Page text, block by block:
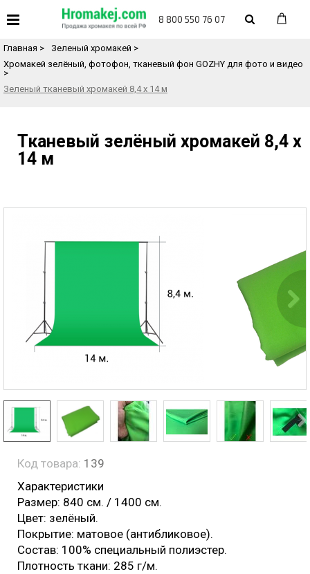
8 800 550 76 07
Назад в каталог товаров
Главная > Зеленый хромакей >
Хромакей зелёный, фотофон, тканевый фон GOZHY для фото и видео
>
Зеленый тканевый хромакей 8,4 х 14 м
Тканевый зелёный хромакей 8,4 х
14 м
Код товара: 139
Характеристики
Размер: 840 см. / 1400 см.
Цвет: зелёный.
Покрытие: матовое (антибликовое).
Состав: 100% специальный полиэстер.
Плотность ткани: 285 г/м.